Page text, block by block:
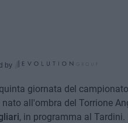
by
giornata del
all'ombra del Torrione
, in programma al Tardini.